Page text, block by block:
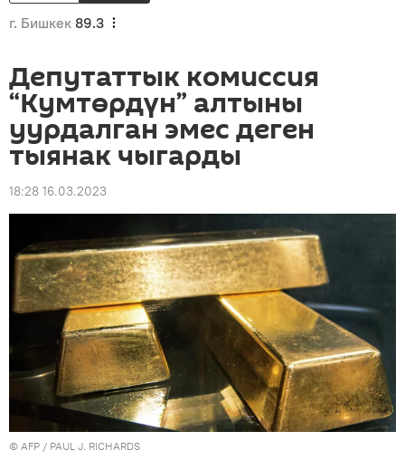
г. Бишкек 89.3
Депутаттык комиссия
“Кумтөрдүн” алтыны
уурдалган эмес деген
тыянак чыгарды
18:28 16.03.2023
© AFP / PAUL J. RICHARDS